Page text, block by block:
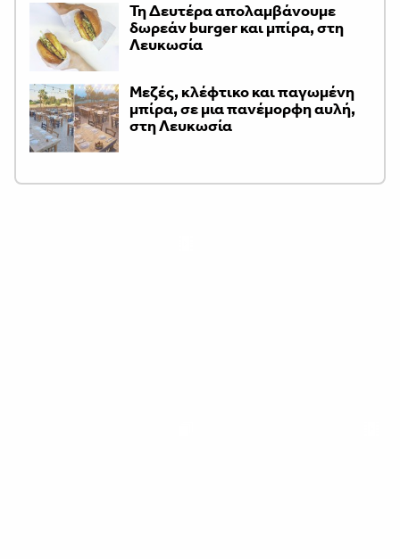
Τη Δευτέρα απολαμβάνουμε
δωρεάν burger και μπίρα, στη
Λευκωσία
Μεζές, κλέφτικο και παγωμένη
μπίρα, σε μια πανέμορφη αυλή,
στη Λευκωσία